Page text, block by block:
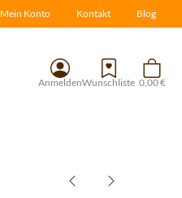
Mein Konto Kontakt Blog
AnmeldenWunschliste 0,00 €